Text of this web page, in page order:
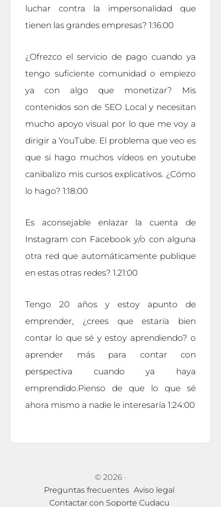
luchar contra la impersonalidad que
tienen las grandes empresas? 1:16:00
¿Ofrezco el servicio de pago cuando ya
tengo suficiente comunidad o empiezo
ya con algo que monetizar? Mis
contenidos son de SEO Local y necesitan
mucho apoyo visual por lo que me voy a
dirigir a YouTube. El problema que veo es
que si hago muchos vídeos en youtube
canibalizo mis cursos explicativos. ¿Cómo
lo hago? 1:18:00
Es aconsejable enlazar la cuenta de
Instagram con Facebook y/o con alguna
otra red que automáticamente publique
en estas otras redes? 1.21:00
Tengo 20 años y estoy apunto de
emprender, ¿crees que estaría bien
contar lo que sé y estoy aprendiendo? o
aprender más para contar con
perspectiva cuando ya haya
emprendido.Pienso de que lo que sé
ahora mismo a nadie le interesaría 1:24:00
© 2026 ·
Preguntas frecuentes Aviso legal
Contactar con Soporte Cudacu